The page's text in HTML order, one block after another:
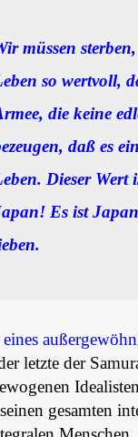
müssen
so wertvoll,
die keine
daß es
Dieser
Es ist
letzte der
gesamten